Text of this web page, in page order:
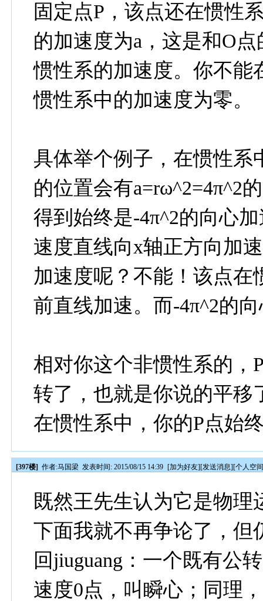
固定点P，该点还在惯性
的加速度为a，这是和O
惯性系的加速度。你不能
惯性系中的加速度为零。
具体举个例子，在惯性系
的位置会有a=rω^2=4π^2
得到始终是-4π^2的向心
速度直线向x轴正方向加
加速度呢？不能！该点在
前直线加速。而-4π^2的
相对你这个非惯性系的，
转了，也就是你说的平移
在惯性系中，你的P点始
[397楼] 作者:马国梁 发表时间: 2015/08/15 14:39 [加为好友][发送消息][个人空
既然王先生认为它是物
下面我就不再争论了，但
回jiuguang：一个既有公
速度0点，叫瞬心；同理